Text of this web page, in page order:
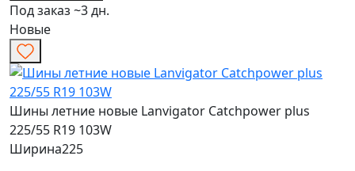
Под заказ ~3 дн.
Новые
Шины летние новые Lanvigator Catchpower plus
225/55 R19 103W
Ширина225